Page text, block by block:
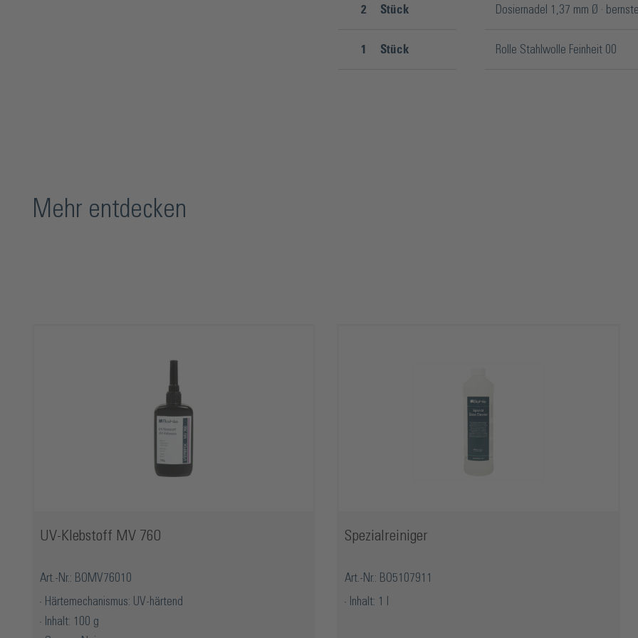
2 Stück Dosiernadel 1,37 mm Ø ·
1 Stück Rolle Stahlwolle Feinheit 00
Mehr entdecken
UV-Klebstoff MV 760
Art.-Nr.: BOMV76010
Härtemechanismus: UV-härtend
Inhalt: 100 g
Spezialreiniger
Art.-Nr.: BO5107911
Inhalt: 1 l